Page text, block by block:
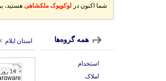
شما اکنون در لوکوپوک ملکشاهی هستید،
استان ایلام
14 روز پیش
همه گروه‌ها
استخدام
املاک